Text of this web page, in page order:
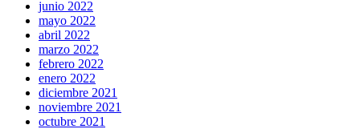
junio 2022
mayo 2022
abril 2022
marzo 2022
febrero 2022
enero 2022
diciembre 2021
noviembre 2021
octubre 2021